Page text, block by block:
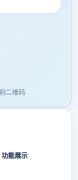
二维码
功能展示